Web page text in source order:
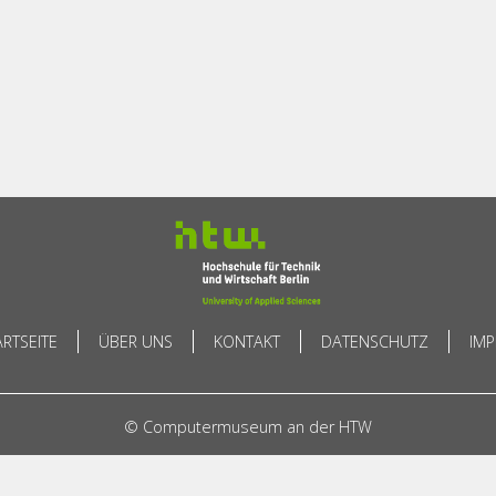
ÜBER UNS KONTAKT DATENSCHUTZ
© Computermuseum an der HTW